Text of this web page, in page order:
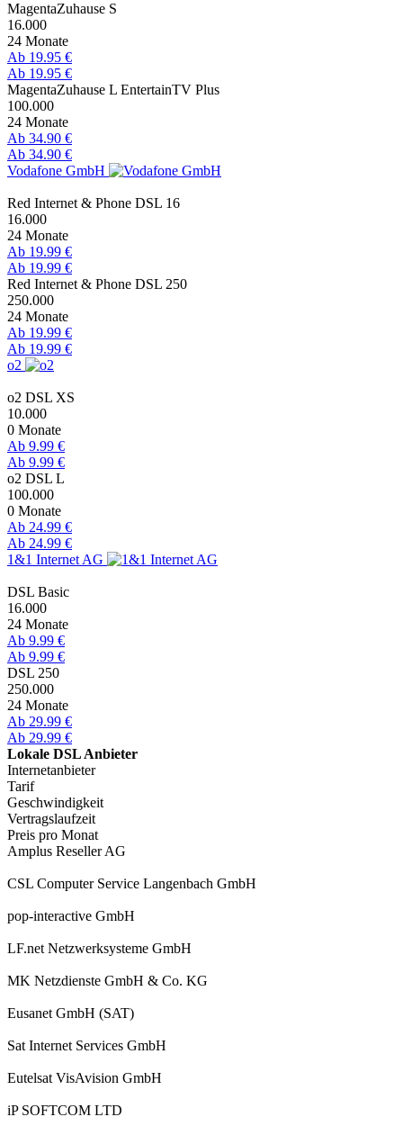
MagentaZuhause S
16.000
24 Monate
Ab 19.95 €
Ab 19.95 €
MagentaZuhause L EntertainTV Plus
100.000
24 Monate
Ab 34.90 €
Ab 34.90 €
Vodafone GmbH
Red Internet & Phone DSL 16
16.000
24 Monate
Ab 19.99 €
Ab 19.99 €
Red Internet & Phone DSL 250
250.000
24 Monate
Ab 19.99 €
Ab 19.99 €
o2
o2 DSL XS
10.000
0 Monate
Ab 9.99 €
Ab 9.99 €
o2 DSL L
100.000
0 Monate
Ab 24.99 €
Ab 24.99 €
1&1 Internet AG
DSL Basic
16.000
24 Monate
Ab 9.99 €
Ab 9.99 €
DSL 250
250.000
24 Monate
Ab 29.99 €
Ab 29.99 €
Lokale DSL Anbieter
Internetanbieter
Tarif
Geschwindigkeit
Vertragslaufzeit
Preis pro Monat
Amplus Reseller AG
CSL Computer Service Langenbach GmbH
pop-interactive GmbH
LF.net Netzwerksysteme GmbH
MK Netzdienste GmbH & Co. KG
Eusanet GmbH (SAT)
Sat Internet Services GmbH
Eutelsat VisAvision GmbH
iP SOFTCOM LTD